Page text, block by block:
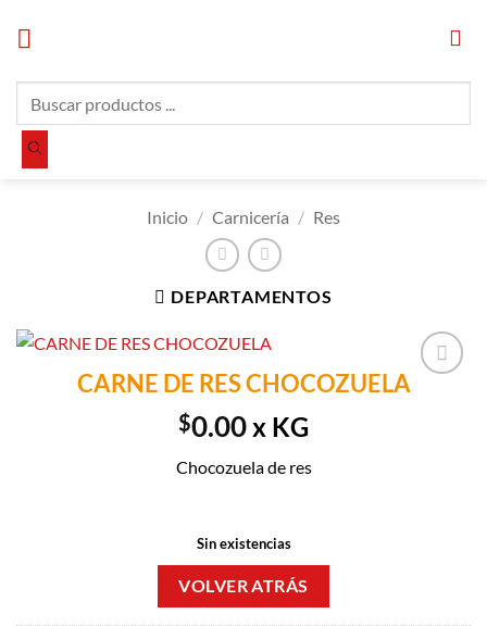
productos
Inicio / Carnicería / Res
DEPARTAMENTOS
Añadir a
CARNE DE RES CHOCOZUELA
$0.00x KG
Chocozuela de res
Sin existencias